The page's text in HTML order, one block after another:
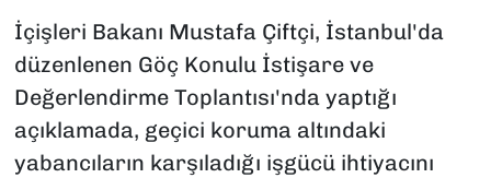
İçişleri Bakanı Mustafa Çiftçi, İstanbul'da
düzenlenen Göç Konulu İstişare ve
Değerlendirme Toplantısı'nda yaptığı
açıklamada, geçici koruma altındaki
yabancıların karşıladığı işgücü ihtiyacını